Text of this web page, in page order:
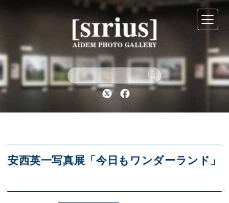
Twitter Facebook
安西英一写真展「今日もワンダーランド」
シリウスについて
展示スケジュール
アクセス
ブログ